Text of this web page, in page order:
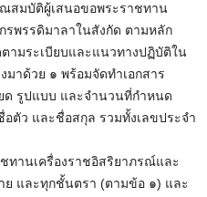
สมบัติผู้เสนอขอพระราชทาน
รพรรดิมาลาในสังกัด ตามหลัก
ามระเบียบและแนวทางปฏิบัติใน
าด้วย ๑ พร้อมจัดทำเอกสาร
ด รูปแบบ และจำนวนที่กำหนด
ตัว และชื่อสกุล รวมทั้งเลขประจำ
ทานเครื่องราชอิสริยาภรณ์และ
ย และทุกชั้นตรา (ตามข้อ ๑) และ